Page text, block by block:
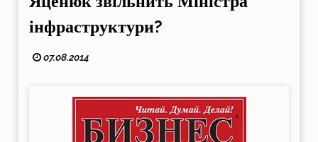
інфраструктури?
07.08.2014